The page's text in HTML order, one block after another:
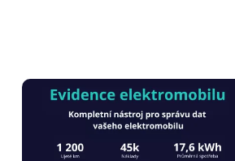
Obrázek